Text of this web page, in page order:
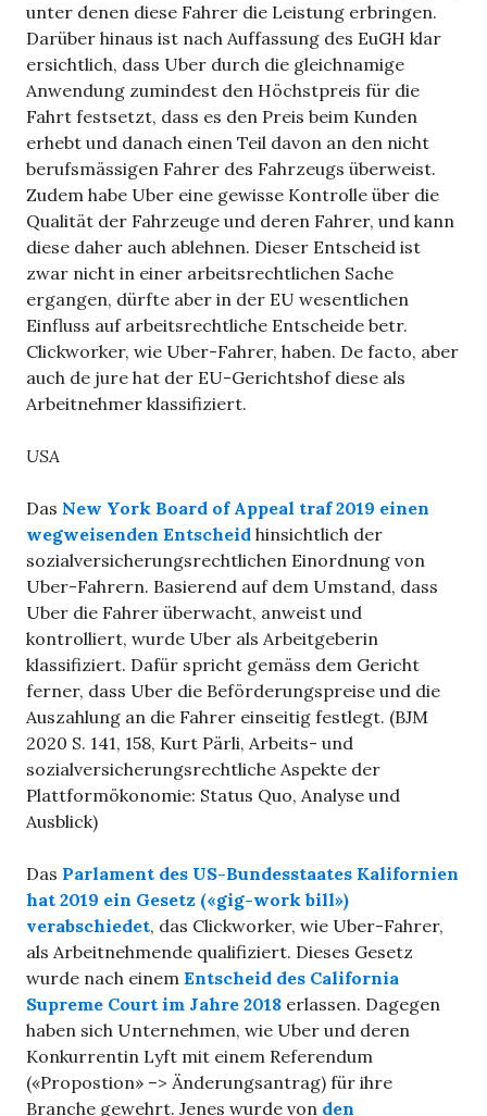
unter denen diese Fah­rer die Leis­tung erbrin­gen.
Dar­über hin­aus ist nach Auf­fas­sung des EuGH klar
ersicht­lich, dass Uber durch die gleich­na­mige
Anwen­dung zumin­dest den Höchst­preis für die
Fahrt fest­setzt, dass es den Preis beim Kun­den
erhebt und danach einen Teil davon an den nicht
berufsmässigen Fah­rer des Fahr­zeugs über­weist.
Zudem habe Uber eine gewisse Kon­trolle über die
Qua­li­tät der Fahr­zeuge und deren Fah­rer, und kann
diese daher auch ableh­nen. Dieser Entscheid ist
zwar nicht in einer arbeitsrechtlichen Sache
ergangen, dürfte aber in der EU wesentlichen
Einfluss auf arbeitsrechtliche Entscheide betr.
Clickworker, wie Uber-Fahrer, haben. De facto, aber
auch de jure hat der EU-Gerichtshof diese als
Arbeitnehmer klassifiziert.
USA
Das New York Board of Appeal traf 2019 einen
wegweisenden Entscheid hinsichtlich der
sozialversicherungsrechtlichen Einordnung von
Uber-Fahrern. Basierend auf dem Umstand, dass
Uber die Fahrer überwacht, anweist und
kontrolliert, wurde Uber als Arbeitgeberin
klassifiziert. Dafür spricht gemäss dem Gericht
ferner, dass Uber die Beförderungspreise und die
Auszahlung an die Fahrer einseitig festlegt. (BJM
2020 S. 141, 158, Kurt Pärli, Arbeits- und
sozialversicherungsrechtliche Aspekte der
Plattformökonomie: Status Quo, Analyse und
Ausblick)
Das Parlament des US-Bundesstaates Kalifornien
hat 2019 ein Gesetz («gig-work bill»)
verabschiedet, das Clickworker, wie Uber-Fahrer,
als Arbeitnehmende qualifiziert. Dieses Gesetz
wurde nach einem Entscheid des California
Supreme Court im Jahre 2018 erlassen. Dagegen
haben sich Unternehmen, wie Uber und deren
Konkurrentin Lyft mit einem Referendum
(«Propostion» –> Änderungsantrag) für ihre
Branche gewehrt. Jenes wurde von den